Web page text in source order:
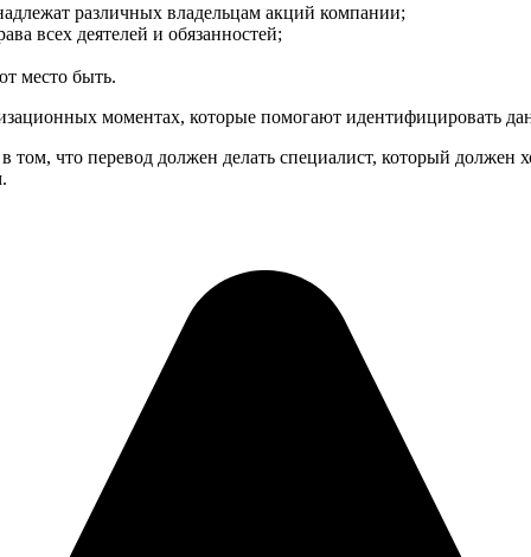
различных владельцам акций компании;
всех деятелей и обязанностей;
место быть.
моментах, которые помогают идентифицировать
том, что перевод должен делать специалист, который